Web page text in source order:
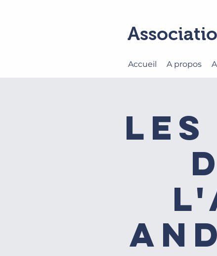
Accueil A propos